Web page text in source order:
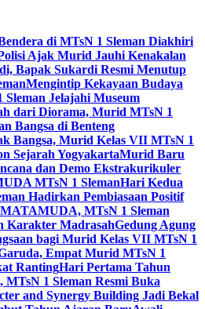
di MTsN 1 Sleman Diakhiri
Ajak Murid Jauhi Kenakalan
Bapak Sukardi Resmi Menutup
Mengintip Kekayaan Budaya
Jelajahi Museum
dari Diorama, Murid MTsN 1
Bangsa di Benteng
Bangsa, Murid Kelas VII MTsN 1
Sejarah YogyakartaMurid Baru
dan Demo Ekstrakurikuler
MTsN 1 SlemanHari Kedua
Hadirkan Pembiasaan Positif
MTsN 1 Sleman
Karakter MadrasahGedung Agung
bagi Murid Kelas VII MTsN 1
Empat Murid MTsN 1
RantingHari Pertama Tahun
1 Sleman Resmi Buka
and Synergy Building Jadi Bekal